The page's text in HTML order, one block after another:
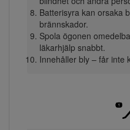
Batterisyra kan orsaka
brännskador.
Spola ögonen
läkarhjälp snabbt.
Innehåller bly – får inte